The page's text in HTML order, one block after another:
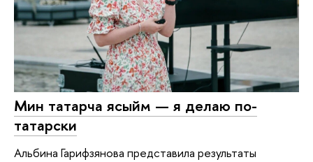
Мин татарча ясыйм — я делаю по-
татарски
Альбина Гарифзянова представила результаты